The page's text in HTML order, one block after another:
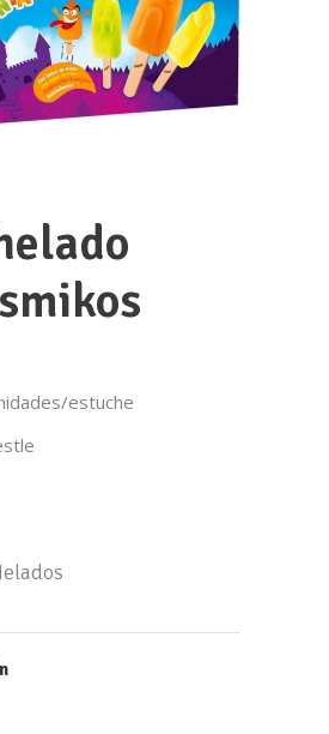
estuche
25
Augalevada Parcelas 5-
A Coruña